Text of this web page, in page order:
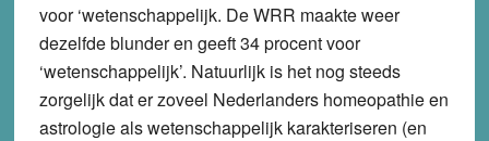
voor ‘wetenschappelijk. De WRR maakte weer
dezelfde blunder en geeft 34 procent voor
‘wetenschappelijk’. Natuurlijk is het nog steeds
zorgelijk dat er zoveel Nederlanders homeopathie en
astrologie als wetenschappelijk karakteriseren (en